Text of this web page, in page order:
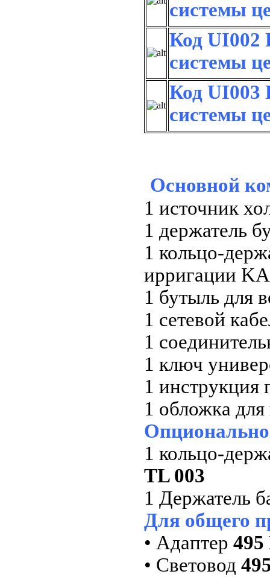
системы
Код UI002
системы
Код UI003
системы
Основной
1 источник
1 держатель
1 кольцо-
ирригации
1 бутыль для
1 сетевой
1
1 ключ
1 инструкция
1 обложка
Опционально
1 кольцо-
TL 003
1 Держатель
Для общего
• Адаптер 495
• Световод